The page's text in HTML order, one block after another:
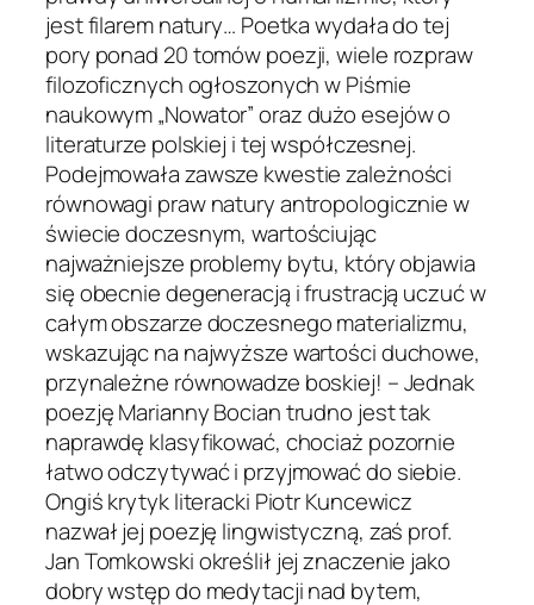
jest filarem natury… Poetka wydała do tej
pory ponad 20 tomów poezji, wiele rozpraw
filozoficznych ogłoszonych w Piśmie
naukowym „Nowator” oraz dużo esejów o
literaturze polskiej i tej współczesnej.
Podejmowała zawsze kwestie zależności
równowagi praw natury antropologicznie w
świecie doczesnym, wartościując
najważniejsze problemy bytu, który objawia
się obecnie degeneracją i frustracją uczuć w
całym obszarze doczesnego materializmu,
wskazując na najwyższe wartości duchowe,
przynależne równowadze boskiej! – Jednak
poezję Marianny Bocian trudno jest tak
naprawdę klasyfikować, chociaż pozornie
łatwo odczytywać i przyjmować do siebie.
Ongiś krytyk literacki Piotr Kuncewicz
nazwał jej poezję lingwistyczną, zaś prof.
Jan Tomkowski określił jej znaczenie jako
dobry wstęp do medytacji nad bytem,